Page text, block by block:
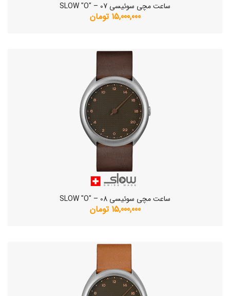
ساعت مچی سوئیسی SLOW "O" – 07
15,000,000 تومان
ساعت مچی سوئیسی SLOW "O" – 08
15,000,000 تومان